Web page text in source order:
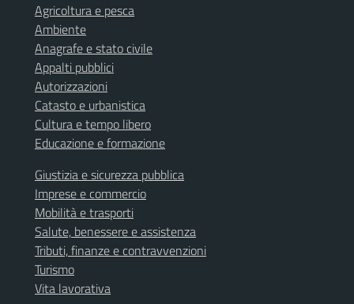
Agricoltura e pesca
Ambiente
Anagrafe e stato civile
Appalti pubblici
Autorizzazioni
Catasto e urbanistica
Cultura e tempo libero
Educazione e formazione
Giustizia e sicurezza pubblica
Imprese e commercio
Mobilità e trasporti
Salute, benessere e assistenza
Tributi, finanze e contravvenzioni
Turismo
Vita lavorativa